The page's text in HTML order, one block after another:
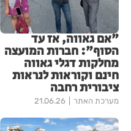
"אם גאווה, אז עד
הסוף": חברות המועצה
מחלקות דגלי גאווה
חינם וקוראות לנראות
ציבורית רחבה
מערכת האתר 21.06.26